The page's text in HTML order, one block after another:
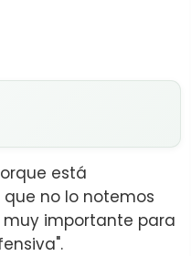
está
no lo notemos
importante para